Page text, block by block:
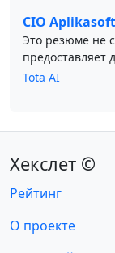
CIO Aplikasoft
Это резюме не
предоставляет
Tota AI
Хекслет ©
Рейтинг
О проекте